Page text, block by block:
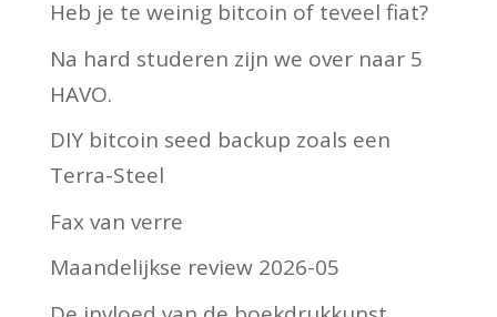
Heb je te weinig bitcoin of teveel fiat?
Na hard studeren zijn we over naar 5
HAVO.
DIY bitcoin seed backup zoals een
Terra-Steel
Fax van verre
Maandelijkse review 2026-05